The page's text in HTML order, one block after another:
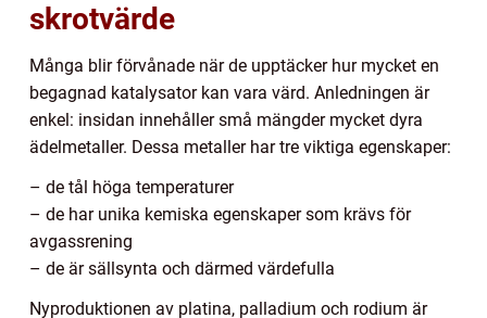
skrotvärde
Många blir förvånade när de upptäcker hur mycket en
begagnad katalysator kan vara värd. Anledningen är
enkel: insidan innehåller små mängder mycket dyra
ädelmetaller. Dessa metaller har tre viktiga egenskaper:
– de tål höga temperaturer
– de har unika kemiska egenskaper som krävs för
avgassrening
– de är sällsynta och därmed värdefulla
Nyproduktionen av platina, palladium och rodium är